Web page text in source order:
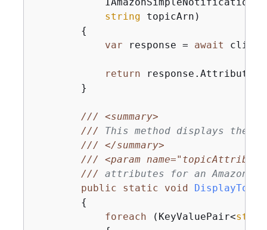
string topicArn)
{
var response = await
return response.Attributes;
        }
///
<summary>
/// This method displays the
///
</summary>
///
<param
/// attributes for an Amazon
public
static void
{
foreach (KeyValuePair<